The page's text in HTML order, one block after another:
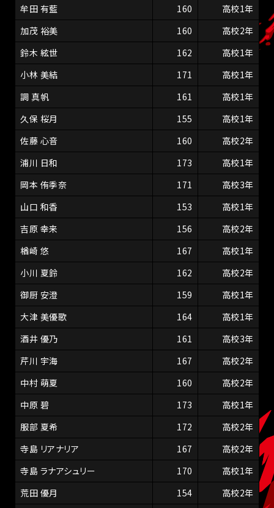
牟田 有藍
160
高校1年
加茂 裕美
160
高校2年
鈴木 絃世
162
高校1年
小林 美結
171
高校1年
調 真帆
161
高校1年
久保 桜月
155
高校1年
佐藤 心音
160
高校2年
浦川 日和
173
高校1年
岡本 侑季奈
171
高校3年
山口 和香
153
高校1年
吉原 幸来
156
高校2年
楢崎 悠
167
高校1年
小川 夏鈴
162
高校2年
御厨 安澄
159
高校1年
大津 美優歌
164
高校1年
酒井 優乃
161
高校3年
芹川 宇海
167
高校2年
中村 萌夏
160
高校2年
中原 碧
173
高校1年
服部 夏希
172
高校2年
寺島 リアナリア
167
高校2年
寺島 ラナアシュリー
170
高校1年
荒田 優月
154
高校2年